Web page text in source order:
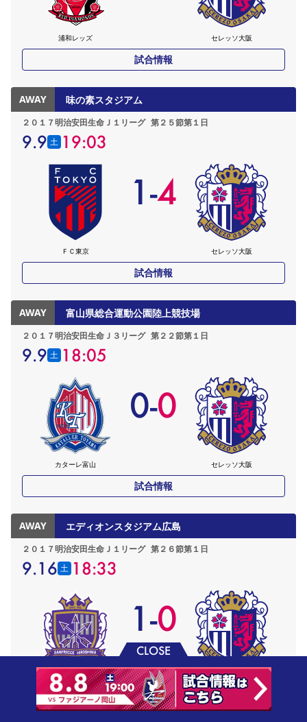
CLOSE
浦和レッズ セレッソ大阪
試合情報
AWAY 味の素スタジアム
２０１７明治安田生命Ｊ１リーグ 第２５節第１日
9.9 土 19:03
ＦＣ東京
1-4
セレッソ大阪
試合情報
AWAY 富山県総合運動公園陸上競技場
２０１７明治安田生命Ｊ３リーグ 第２２節第１日
9.9 土 18:05
カターレ富山
0-0
セレッソ大阪
試合情報
AWAY エディオンスタジアム広島
２０１７明治安田生命Ｊ１リーグ 第２６節第１日
9.16 土 18:33
サンフレッチェ広島
1-0
セレッソ大阪
試合情報